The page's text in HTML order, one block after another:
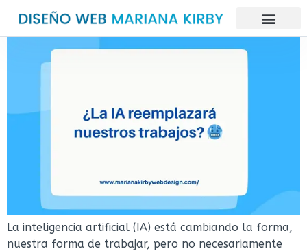
La inteligencia artificial (IA) está cambiando la forma,
nuestra forma de trabajar, pero no necesariamente